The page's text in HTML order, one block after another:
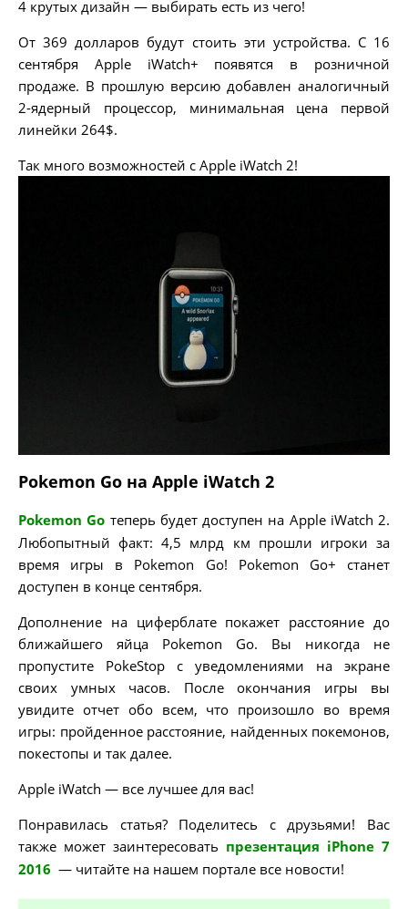
4 крутых дизайн — выбирать есть из чего!
От 369 долларов будут стоить эти устройства. С 16
сентября Apple iWatch+ появятся в розничной
продаже. В прошлую версию добавлен аналогичный
2-ядерный процессор, минимальная цена первой
линейки 264$.
Так много возможностей с Apple iWatch 2!
Pokemon Go на Apple iWatch 2
Pokemon Go теперь будет доступен на Apple iWatch 2.
Любопытный факт: 4,5 млрд км прошли игроки за
время игры в Pokemon Go! Pokemon Go+ станет
доступен в конце сентября.
Дополнение на циферблате покажет расстояние до
ближайшего яйца Pokemon Go. Вы никогда не
пропустите PokeStop с уведомлениями на экране
своих умных часов. После окончания игры вы
увидите отчет обо всем, что произошло во время
игры: пройденное расстояние, найденных покемонов,
покестопы и так далее.
Apple iWatch — все лучшее для вас!
Понравилась статья? Поделитесь с друзьями! Вас
также может заинтересовать презентация iPhone 7
2016 — читайте на нашем портале все новости!